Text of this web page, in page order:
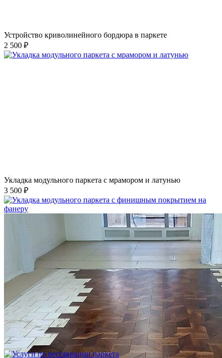
Устройство криволинейного бордюра в паркете
2 500 ₽
Укладка модульного паркета с мрамором и латунью
3 500 ₽
Укладка модульного паркета с финишным покрытием на
фанеру
3 600 ₽